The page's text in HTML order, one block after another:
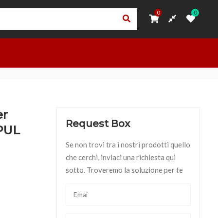
0 0
0 0
- MAGPUL quantità
Request Box
Se non trovi tra i nostri prodotti quello
che cerchi, inviaci una richiesta qui
sotto. Troveremo la soluzione per te